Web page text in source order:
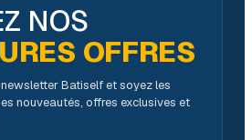
NOS
OFFRES
Batiself et soyez les
nouveautés, offres exclusives et